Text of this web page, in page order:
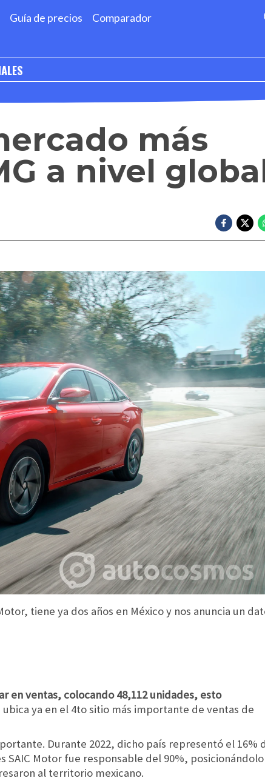
Guía de precios Comparador
más
a nivel
tiene ya dos años en México y nos anuncia un
en ventas, colocando 48,112 unidades, esto
ubica ya en el 4to sitio más importante de ventas de
Durante 2022, dicho país representó el 16%
Motor fue responsable del 90%, posicionándolo
al territorio mexicano.